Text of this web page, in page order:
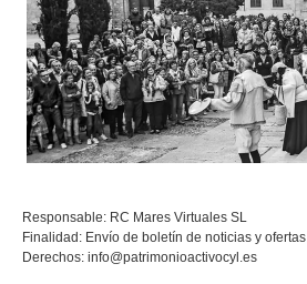
Responsable: RC Mares Virtuales SL
Finalidad: Envío de boletín de noticias y ofertas
Derechos: info@patrimonioactivocyl.es